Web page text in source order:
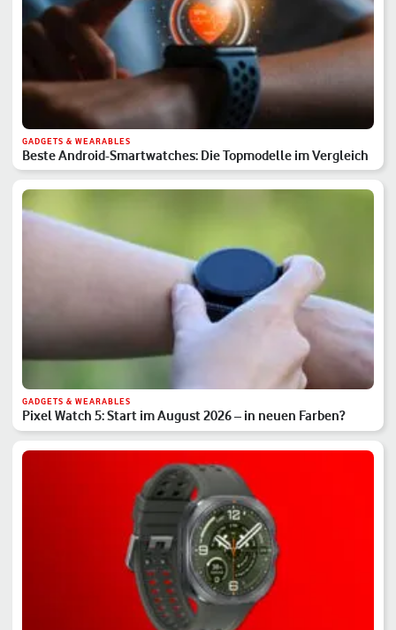
GADGETS & WEARABLES
Beste Android-Smartwatches: Die Topmodelle im Vergleich
GADGETS & WEARABLES
Pixel Watch 5: Start im August 2026 – in neuen Farben?